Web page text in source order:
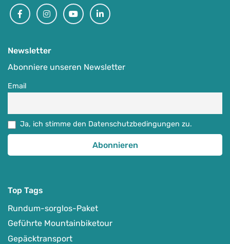
FacebookInstagramYoutubeLinkedin
Newsletter
Abonniere unseren Newsletter
Email
Ja, ich stimme den Datenschutzbedingungen zu.
Top Tags
Rundum-sorglos-Paket
Geführte Mountainbiketour
Gepäcktransport